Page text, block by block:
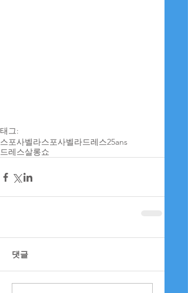
태그:
스포사벨라스포사벨라드레스25ans
드레스살롱쇼
댓글